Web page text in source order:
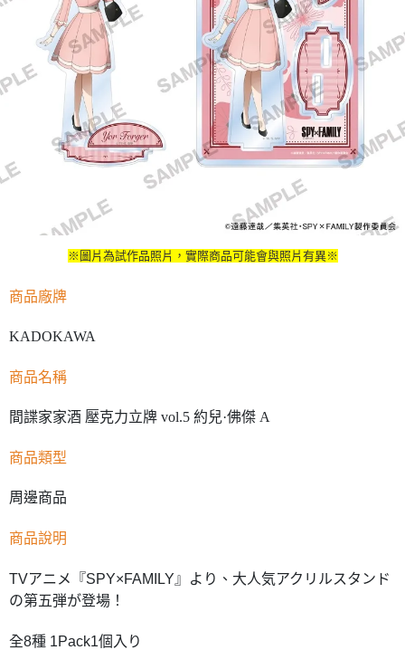
預購-宅配(離島)(舊)
每筆NT$160，滿NT$3,000(含以上)免運費
東海門市自取，需自備購物袋取貨唷。
※圖片為試作品照片，實際商品可能會與照片有異※
商品廠牌
KADOKAWA
商品名稱
間諜家家酒 壓克力立牌 vol.5 約兒·佛傑 A
商品類型
周邊商品
商品說明
TVアニメ『SPY×FAMILY』より、大人気アクリルスタンド
の第五弾が登場！
全8種 1Pack1個入り